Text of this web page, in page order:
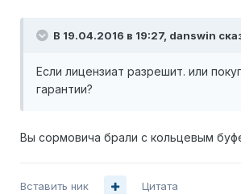
В 19.04.2016 в 19:27, danswin
Если лицензиат разрешит. или
гарантии?
Вы сормовича брали с кольцевым
Вставить ник Цитата